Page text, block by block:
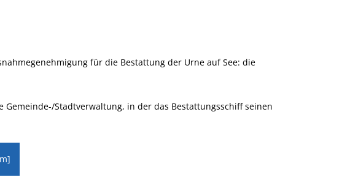
für die Bestattung der Urne auf See: die
Stadtverwaltung, in der das Bestattungsschiff seinen